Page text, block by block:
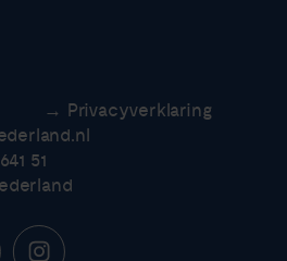
Privacyverklaring
51